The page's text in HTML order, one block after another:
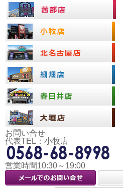
お問い合せ
代表TEL：小牧店
営業時間10:30～19:00